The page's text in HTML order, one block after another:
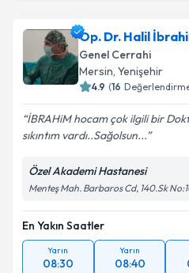
Op. Dr. Halil
Genel Cerrahi
Mersin, Yenişehir
4.9 (16
İBRAHiM hocam çok ilgili bir
sıkıntım vardı..Sağolsun...
Özel Akademi Hastanesi
Menteş Mah. Barbaros Cd, 140.Sk
En Yakın Saatler
Yarın
08:30
Yarın
08:40